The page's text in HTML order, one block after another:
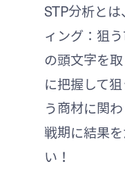
STP分析と
ィング：狙
の頭文字を
に把握して
う商材に関
戦期に結果
い！